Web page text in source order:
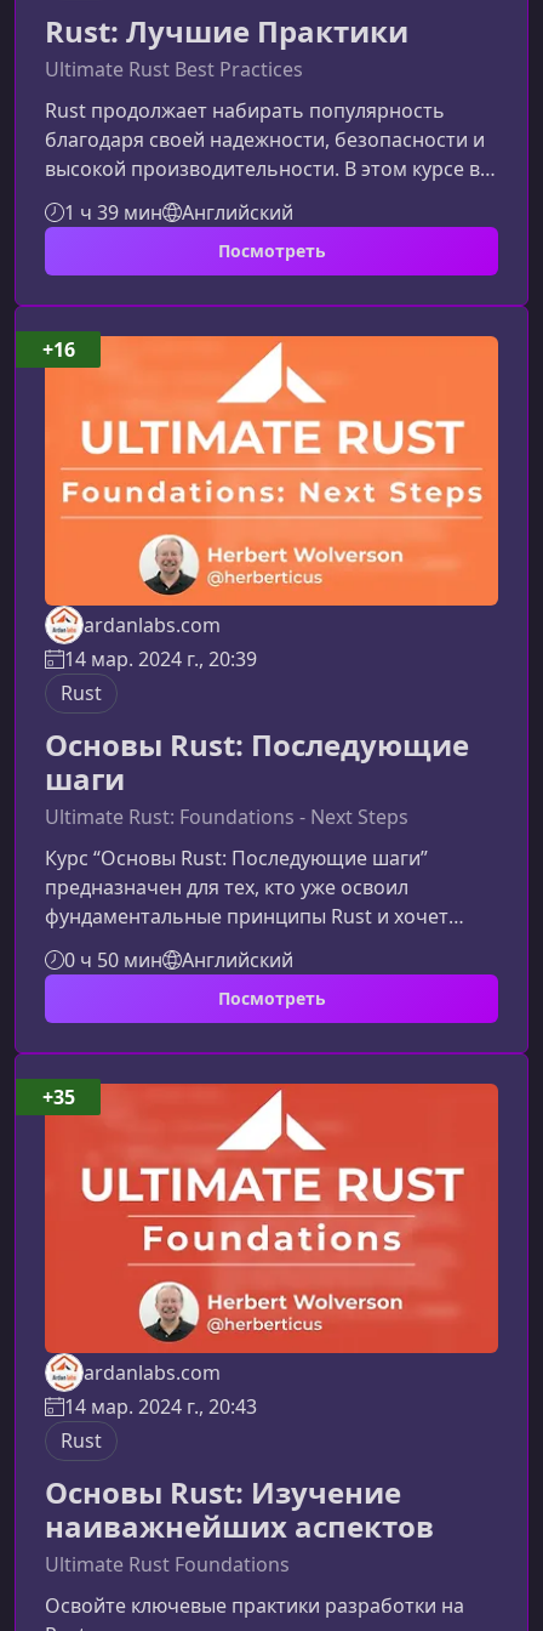
Rust: Лучшие Практики
Ultimate Rust Best Practices
Rust продолжает набирать популярность
благодаря своей надежности, безопасности и
высокой производительности. В этом курсе вы
узнаете лучшие практики, которые помогут
вам эффективно применять язык в реальных
проектах, избегать ошибок и выстраивать
устойчивый рабочий процесс.Что вы узнаете в
этом курсеКурс сфокусирован на
систематизации вашего подхода к разработке
на Rust. Вы изучите инструменты и методы,
которые позволяют писать предсказуемый,
1 ч 39 мин Английский
Посмотреть
ardanlabs.com
14 мар. 2024 г., 20:39
Rust
Основы Rust: Последующие
шаги
Ultimate Rust: Foundations - Next Steps
Курс “Основы Rust: Последующие шаги”
предназначен для тех, кто уже освоил
фундаментальные принципы Rust и хочет
углубить свои знания, расширить навыки и
вывести собственные проекты на новый
уровень. Этот материал поможет понять, что
обратить внимание и как продолжить
развитие в экосистеме Rust.Что вы освоите
после прохождения курсаЭтот курс расширяет
базовые знания, полученные в “Основы Rust”,
и помогает
0 ч 50 мин Английский
Посмотреть
+16
ardanlabs.com
14 мар. 2024 г., 20:43
Rust
Основы Rust: Изучение
наиважнейших аспектов
Ultimate Rust Foundations
Освойте ключевые практики разработки на
+35